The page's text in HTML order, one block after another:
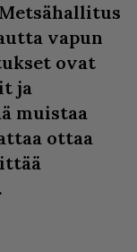
vapun
ovat
ja
muistaa
ottaa